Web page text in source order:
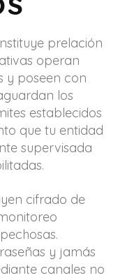
prelación
operan
y poseen con
los
establecidos
que tu entidad
supervisada
cifrado de
y jamás
canales no